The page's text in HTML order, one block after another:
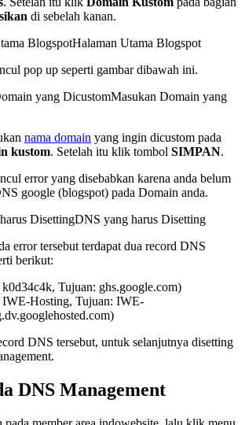
di sebelah kanan.
Halaman Utama Blogspot
pop up seperti gambar dibawah ini.
Masukan Domain yang
nama domain yang ingin dicustom pada
kustom. Setelah itu klik tombol SIMPAN.
error yang disebabkan karena anda belum
google (blogspot) pada Domain anda.
DNS yang harus Disetting
error tersebut terdapat dua record DNS
berikut:
Tujuan: ghs.google.com)
IWE-Hosting, Tujuan: IWE-
DNS tersebut, untuk selanjutnya disetting
DNS Management